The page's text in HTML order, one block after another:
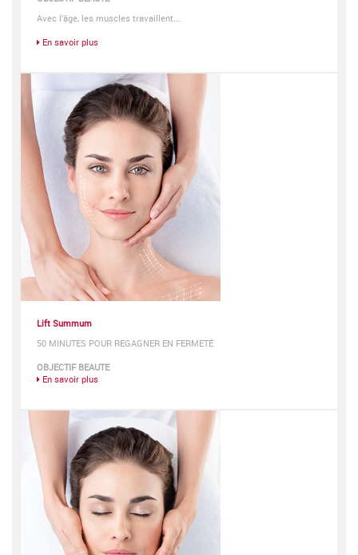
Avec l’âge, les muscles travaillent...
En savoir plus
Lift Summum
50 MINUTES POUR REGAGNER EN FERMETÉ
OBJECTIF BEAUTE
En savoir plus